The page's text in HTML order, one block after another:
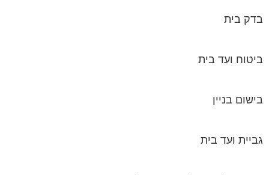
בדק בית
ביטוח ועד בית
בישום בניין
גביית ועד בית